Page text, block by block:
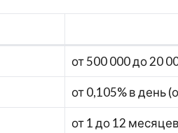
от 500 000 до 20
от 0,105% в день
от 1 до 12 месяцев